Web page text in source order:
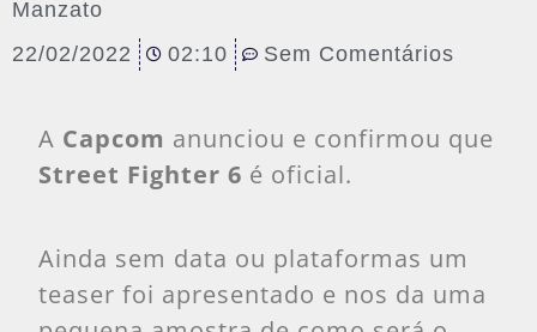
Manzato
22/02/2022
02:10 Sem Comentários
A Capcom anunciou e confirmou que
Street Fighter 6 é oficial.
Ainda sem data ou plataformas um
teaser foi apresentado e nos da uma